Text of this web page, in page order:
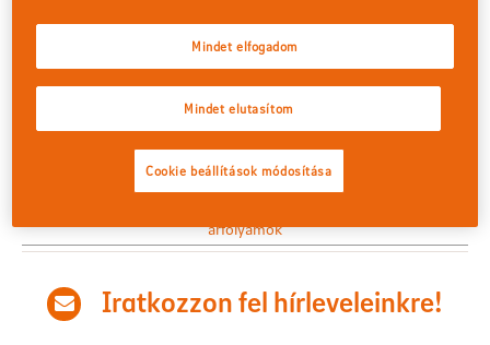
árfolyamok
Pénzpiaci eszközalap
367,7793 Ft
árfolyamok
Részvény eszközalap
2 167,9138 Ft
árfolyamok
Iratkozzon fel hírleveleinkre!
Mindet elutasítom
Mindet elfogadom
Cookie beállítások módosítása